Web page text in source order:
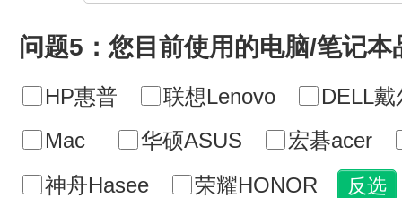
问题5：您目前使用的电脑/笔记本
HP惠普 联想Lenovo
DELL戴
Mac
华硕ASUS
宏碁acer
神舟Hasee
荣耀HONOR